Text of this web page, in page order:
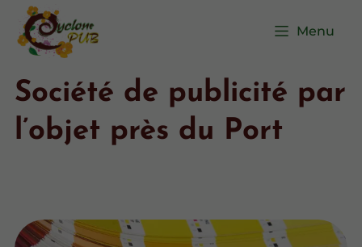
Menu
Société de publicité par
l’objet près du Port